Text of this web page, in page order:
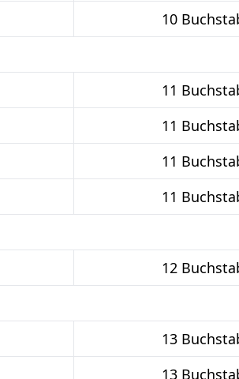
10
11
11
11
11
12
13
13